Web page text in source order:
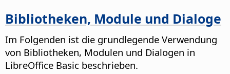
Bibliotheken, Module und Dialoge
Im Folgenden ist die grundlegende Verwendung
von Bibliotheken, Modulen und Dialogen in
LibreOffice Basic beschrieben.